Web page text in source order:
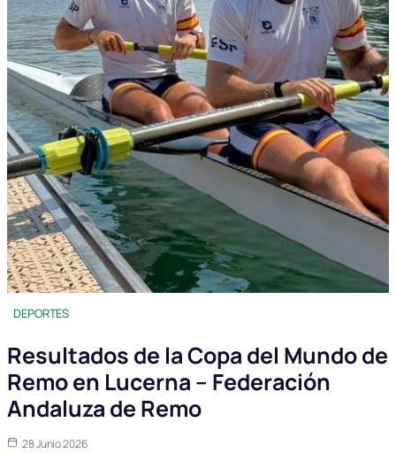
DEPORTES
Resultados de la Copa del Mundo de
Remo en Lucerna – Federación
Andaluza de Remo
28 Junio 2026